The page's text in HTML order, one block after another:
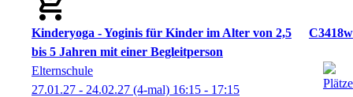
Kinderyoga - Yoginis für Kinder im Alter von 2,5
bis 5 Jahren mit einer Begleitperson
C3418w
Elternschule
27.01.27 - 24.02.27 (4-mal) 16:15 - 17:15